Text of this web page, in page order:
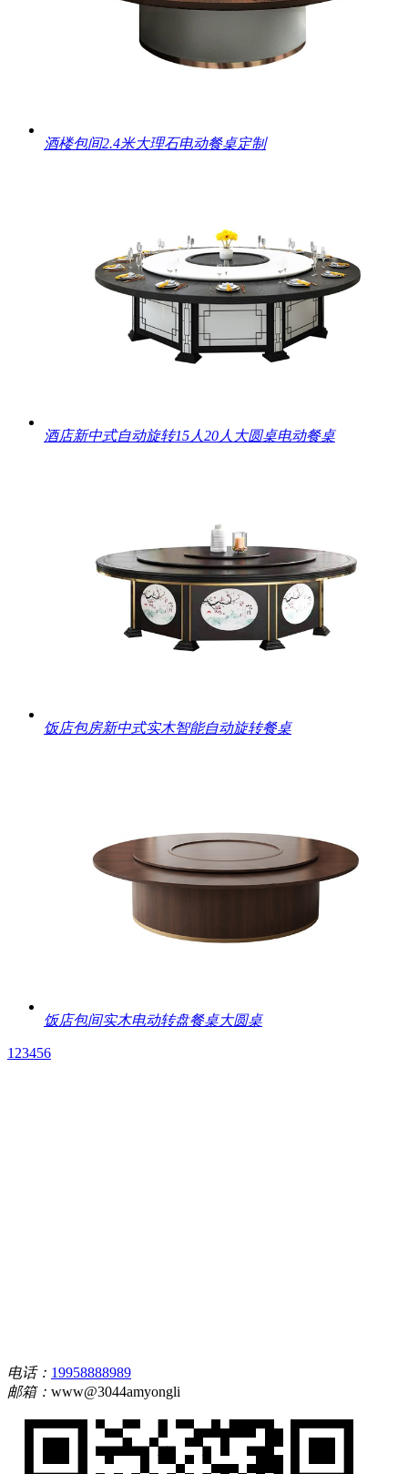
酒楼包间2.4米大理石电动餐桌定制
酒店新中式自动旋转15人20人大圆桌电动餐桌
饭店包房新中式实木智能自动旋转餐桌
饭店包间实木电动转盘餐桌大圆桌
1 23456
电话： 19958888989
邮箱： www@3044amyongli